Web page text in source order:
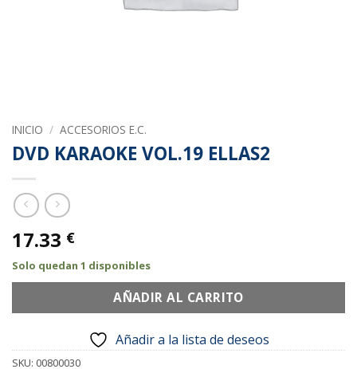
INICIO / ACCESORIOS E.C.
DVD KARAOKE VOL.19 ELLAS2
17.33 €
Solo quedan 1 disponibles
AÑADIR AL CARRITO
Añadir a la lista de deseos
SKU: 00800030